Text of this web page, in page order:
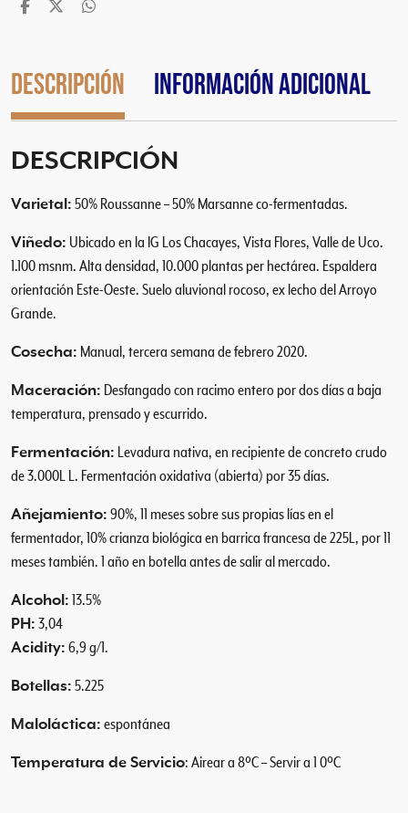
e
i
s
e
a
d
e
2
2
n
d
a
Descripción Información adicional
DESCRIPCIÓN
Varietal: 50% Roussanne – 50% Marsanne co-fermentadas.
Viñedo: Ubicado en la IG Los Chacayes, Vista Flores, Valle de Uco.
1.100 msnm. Alta densidad, 10.000 plantas per hectárea. Espaldera
orientación Este-Oeste. Suelo aluvional rocoso, ex lecho del Arroyo
Grande.
Cosecha: Manual, tercera semana de febrero 2020.
Maceración: Desfangado con racimo entero por dos días a baja
temperatura, prensado y escurrido.
Fermentación: Levadura nativa, en recipiente de concreto crudo
de 3.000L L. Fermentación oxidativa (abierta) por 35 días.
Añejamiento: 90%, 11 meses sobre sus propias lías en el
fermentador, 10% crianza biológica en barrica francesa de 225L, por 11
meses también. 1 año en botella antes de salir al mercado.
Alcohol: 13.5%
PH: 3,04
Acidity: 6,9 g/1.
Botellas: 5.225
Maloláctica: espontánea
Temperatura de Servicio: Airear a 8ºC – Servir a 1 0ºC